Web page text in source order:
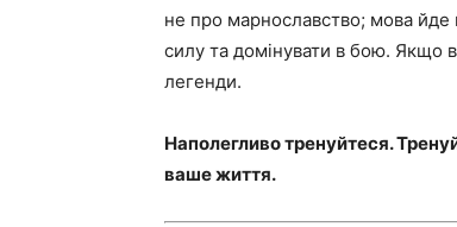
не про марнославство; мова
силу та домінувати в бою. Якщо
легенди.
Наполегливо тренуйтеся.
ваше життя.